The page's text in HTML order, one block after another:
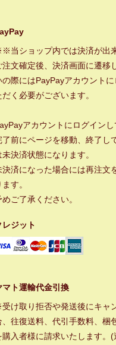
当ショップ内では決済が出
注文確定後、決済画面に遷移
の際にはPayPayアカウント
だく必要がございます。
アカウントにログイン
了前にページを移動、終了し
未決済状態になります。
決済になった場合には再注文
ます。
めご了承ください。
レジット
マト運輸代金引換
け取り拒否や発送後にキャ
、往復送料、代引手数料、梱
購入者様に請求いたします。